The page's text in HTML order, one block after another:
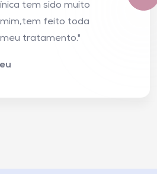
tem sido muito
feito toda
tratamento."